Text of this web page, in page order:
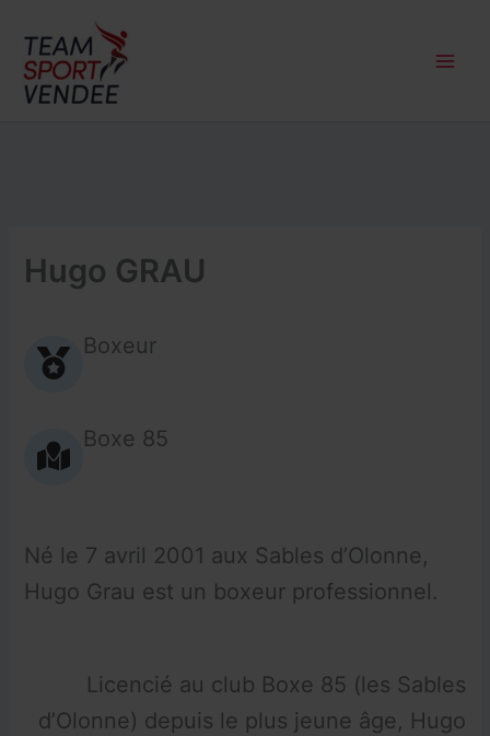
contenu
Hugo GRAU
Boxeur
Boxe 85
Né le 7 avril 2001 aux Sables d’Olonne,
Hugo Grau est un boxeur professionnel.
Licencié au club Boxe 85 (les Sables
d’Olonne) depuis le plus jeune âge, Hugo